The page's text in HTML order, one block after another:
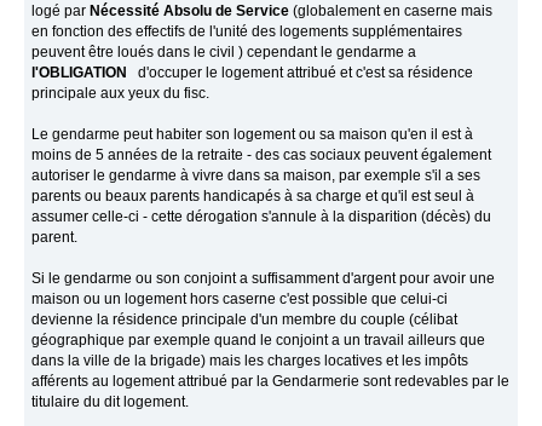
logé par Nécessité Absolu de Service (globalement en caserne mais
en fonction des effectifs de l'unité des logements supplémentaires
peuvent être loués dans le civil ) cependant le gendarme a
l'OBLIGATION
d'occuper le logement attribué et c'est sa résidence
principale aux yeux du fisc.
Le gendarme peut habiter son logement ou sa maison qu'en il est à
moins de 5 années de la retraite - des cas sociaux peuvent également
autoriser le gendarme à vivre dans sa maison, par exemple s'il a ses
parents ou beaux parents handicapés à sa charge et qu'il est seul à
assumer celle-ci - cette dérogation s'annule à la disparition (décès) du
parent.
Si le gendarme ou son conjoint a suffisamment d'argent pour avoir une
maison ou un logement hors caserne c'est possible que celui-ci
devienne la résidence principale d'un membre du couple (célibat
géographique par exemple quand le conjoint a un travail ailleurs que
dans la ville de la brigade) mais les charges locatives et les impôts
afférents au logement attribué par la Gendarmerie sont redevables par le
titulaire du dit logement.